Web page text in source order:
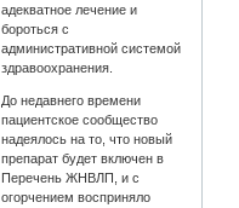
адекватное лечение и
бороться с
административной системой
здравоохранения.
До недавнего времени
пациентское сообщество
надеялось на то, что новый
препарат будет включен в
Перечень ЖНВЛП, и с
огорчением восприняло